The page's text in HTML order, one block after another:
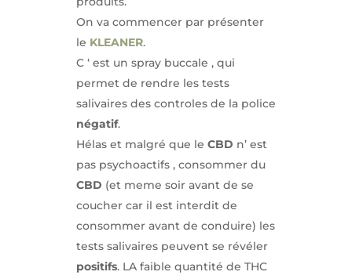
On va commencer par présenter
le KLEANER.
C ‘ est un spray buccale , qui
permet de rendre les tests
salivaires des controles de la police
négatif.
Hélas et malgré que le CBD n’ est
pas psychoactifs , consommer du
CBD (et meme soir avant de se
coucher car il est interdit de
consommer avant de conduire) les
tests salivaires peuvent se révéler
positifs. LA faible quantité de THC